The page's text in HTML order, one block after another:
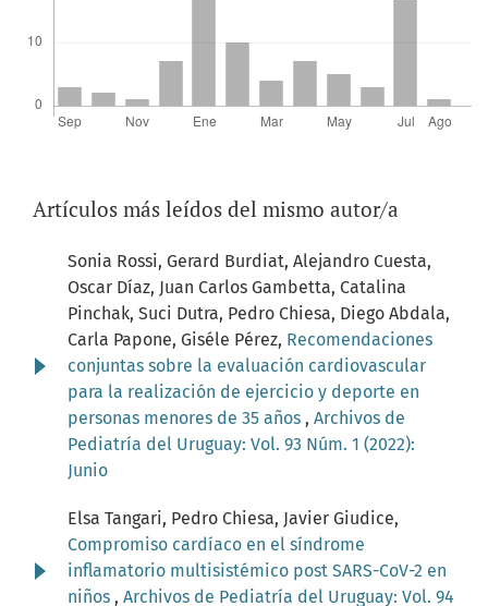
Artículos más leídos del mismo autor/a
Sonia Rossi, Gerard Burdiat, Alejandro Cuesta,
Oscar Díaz, Juan Carlos Gambetta, Catalina
Pinchak, Suci Dutra, Pedro Chiesa, Diego Abdala,
Carla Papone, Giséle Pérez, Recomendaciones
conjuntas sobre la evaluación cardiovascular
para la realización de ejercicio y deporte en
personas menores de 35 años , Archivos de
Pediatría del Uruguay: Vol. 93 Núm. 1 (2022):
Junio
Elsa Tangari, Pedro Chiesa, Javier Giudice,
Compromiso cardíaco en el síndrome
inflamatorio multisistémico post SARS-CoV-2 en
niños , Archivos de Pediatría del Uruguay: Vol. 94